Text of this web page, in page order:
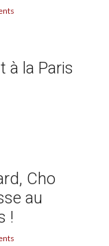
à la Paris
Cho
au
!